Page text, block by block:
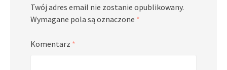
Twój adres email nie zostanie opublikowany.
Wymagane pola są oznaczone *
Komentarz *